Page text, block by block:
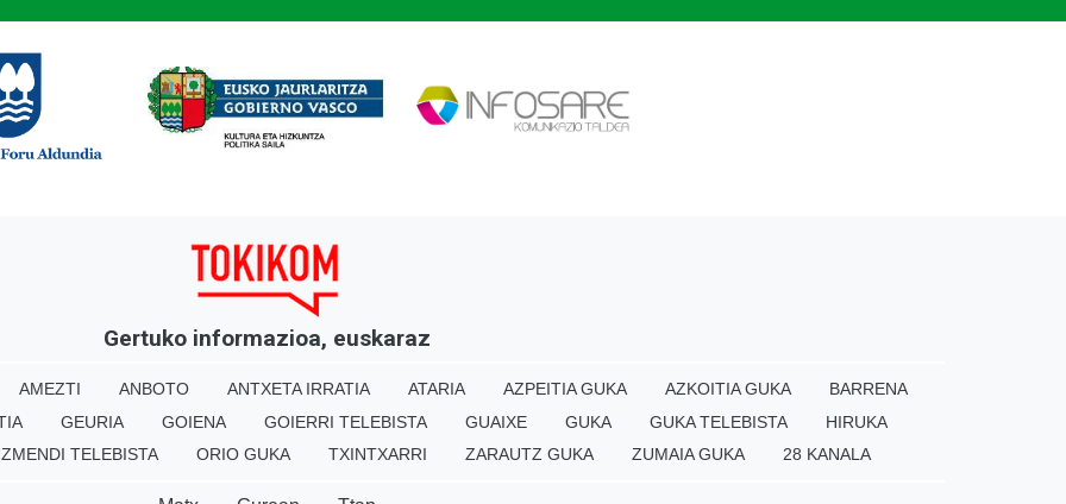
Gertuko informazioa, euskaraz
AMEZTI ANBOTO ANTXETA IRRATIA ATARIA AZPEITIA GUKA AZKOITIA GUKA
BARRENA
GEURIA GOIENA GOIERRI TELEBISTA GUAIXE GUKA GUKA TELEBISTA
HIRUKA
TELEBISTA ORIO GUKA TXINTXARRI ZARAUTZ GUKA ZUMAIA GUKA 28 KANALA